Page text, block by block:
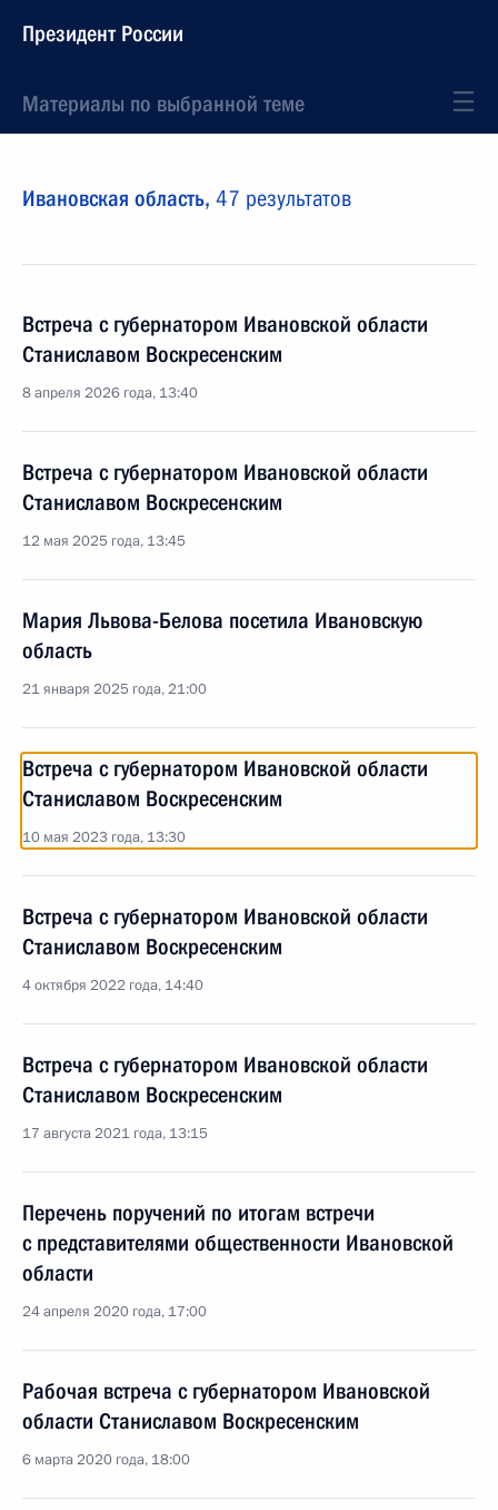
Президент России
Материалы по выбранной теме
Ивановская область, 47 результатов
Встреча с губернатором Ивановской области
Станиславом Воскресенским
8 апреля 2026 года, 13:40
Встреча с губернатором Ивановской области
Станиславом Воскресенским
12 мая 2025 года, 13:45
Мария Львова-Белова посетила Ивановскую
область
21 января 2025 года, 21:00
Встреча с губернатором Ивановской области
Станиславом Воскресенским
10 мая 2023 года, 13:30
Встреча с губернатором Ивановской области
Станиславом Воскресенским
4 октября 2022 года, 14:40
Встреча с губернатором Ивановской области
Станиславом Воскресенским
17 августа 2021 года, 13:15
Перечень поручений по итогам встречи
с представителями общественности Ивановской
области
24 апреля 2020 года, 17:00
Рабочая встреча с губернатором Ивановской
области Станиславом Воскресенским
6 марта 2020 года, 18:00